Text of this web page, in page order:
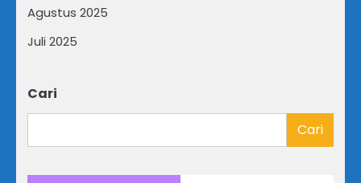
Agustus 2025
Juli 2025
Cari
Cari